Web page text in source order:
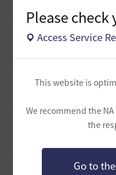
Please
Access Service
This website is
We recommend the
the
Go to
3
【PvE】覚醒くノ
ル錬成）／スキル
ウィザード/覚醒ウ
【PvE】デッドア
ル錬成）／スキル
コルセアの奪わ